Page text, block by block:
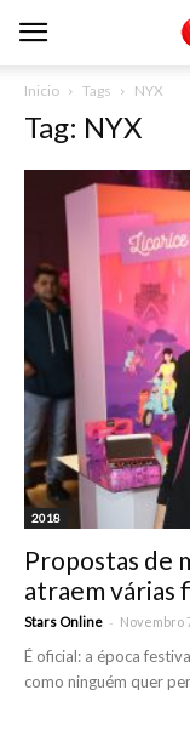
Inicio Tags NYX
Tag: NYX
2018
Propostas de
atraem várias
Stars Online - Novembro
É oficial: a época
como ninguém quer